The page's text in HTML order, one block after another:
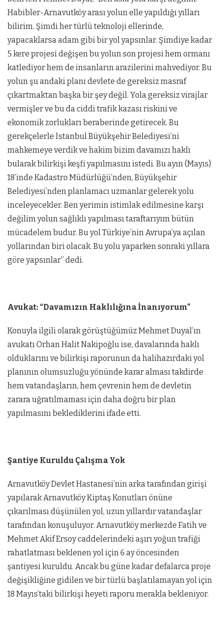
Habibler-Arnavutköy arası yolun elle yapıldığı yılları
bilirim. Şimdi her türlü teknoloji ellerinde,
yapacaklarsa adam gibi bir yol yapsınlar. Şimdiye kadar
5 kere projesi değişen bu yolun son projesi hem ormanı
katlediyor hem de insanların arazilerini mahvediyor. Bu
yolun şu andaki planı devlete de gereksiz masraf
çıkartmaktan başka bir şey değil. Yola gereksiz virajlar
vermişler ve bu da ciddi trafik kazası riskini ve
ekonomik zorlukları beraberinde getirecek. Bu
gerekçelerle İstanbul Büyükşehir Belediyesi’ni
mahkemeye verdik ve hakim bizim davamızı haklı
bularak bilirkişi keşfi yapılmasını istedi. Bu ayın (Mayıs)
18’inde Kadastro Müdürlüğü’nden, Büyükşehir
Belediyesi’nden planlamacı uzmanlar gelerek yolu
inceleyecekler. Ben yerimin istimlak edilmesine karşı
değilim yolun sağlıklı yapılması taraftarıyım bütün
mücadelem budur. Bu yol Türkiye’nin Avrupa’ya açılan
yollarından biri olacak. Bu yolu yaparken sonraki yıllara
göre yapsınlar” dedi.
Avukat: “Davamızın Haklılığına İnanıyorum”
Konuyla ilgili olarak görüştüğümüz Mehmet Duyal’ın
avukatı Orhan Halit Nakipoğlu ise, davalarında haklı
olduklarını ve bilirkişi raporunun da halihazırdaki yol
planının olumsuzluğu yönünde karar alması takdirde
hem vatandaşların, hem çevrenin hem de devletin
zarara uğratılmaması için daha doğru bir plan
yapılmasını beklediklerini ifade etti.
Şantiye Kuruldu Çalışma Yok
Arnavutköy Devlet Hastanesi’nin arka tarafından girişi
yapılarak Arnavutköy Kiptaş Konutları önüne
çıkarılması düşünülen yol, uzun yıllardır vatandaşlar
tarafından konuşuluyor. Arnavutköy merkezde Fatih ve
Mehmet Akif Ersoy caddelerindeki aşırı yoğun trafiği
rahatlatması beklenen yol için 6 ay öncesinden
şantiyesi kuruldu. Ancak bu güne kadar defalarca proje
değişikliğine gidilen ve bir türlü başlatılamayan yol için
18 Mayıs’taki bilirkişi heyeti raporu merakla bekleniyor.